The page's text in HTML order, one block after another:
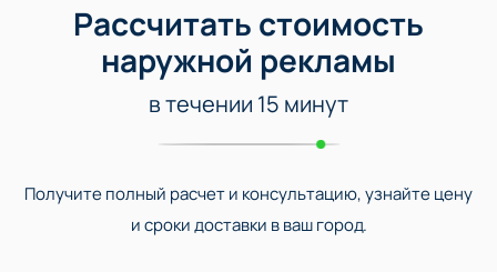
Рассчитать стоимость
наружной рекламы
в течении 15 минут
Получите полный расчет и консультацию, узнайте цену
и сроки доставки в ваш город.